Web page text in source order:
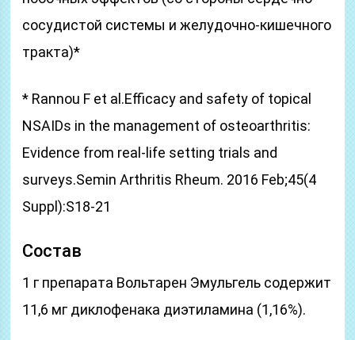
сосудистой системы и желудочно-кишечного
тракта)*
* Rannou F et al.Efficacy and safety of topical
NSAIDs in the management of osteoarthritis:
Evidence from real-life setting trials and
surveys.Semin Arthritis Rheum. 2016 Feb;45(4
Suppl):S18-21
Состав
1 г препарата Вольтарен Эмульгель содержит
11,6 мг диклофенака диэтиламина (1,16%).